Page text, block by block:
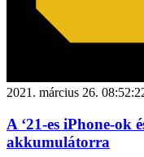
2021. március 26.
A ‘21-es iPhone-ok
akkumulátorra